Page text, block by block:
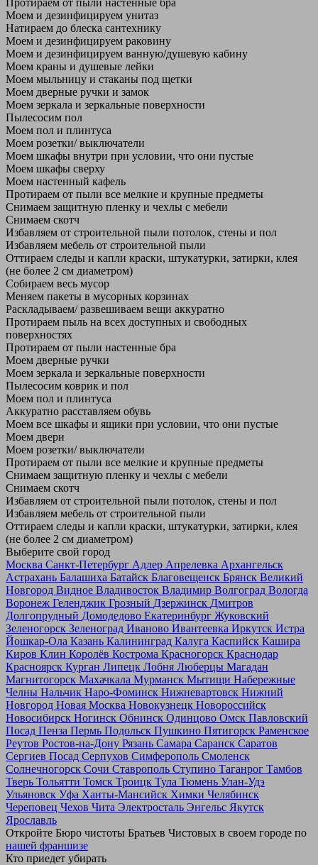
Протираем от пыли настенные бра
Моем и дезинфицируем унитаз
Натираем до блеска сантехнику
Моем и дезинфицируем раковину
Моем и дезинфицируем ванную/душевую кабину
Моем краны и душевые лейки
Моем мыльницу и стаканы под щетки
Моем дверные ручки и замок
Моем зеркала и зеркальные поверхности
Пылесосим пол
Моем пол и плинтуса
Моем розетки/ выключатели
Моем шкафы внутри при условии, что они пустые
Моем шкафы сверху
Моем настенный кафель
Протираем от пыли все мелкие и крупные предметы
Снимаем защитную пленку и чехлы с мебели
Снимаем скотч
Избавляем от строительной пыли потолок, стены и пол
Избавляем мебель от строительной пыли
Оттираем следы и капли краски, штукатурки, затирки, клея
(не более 2 см диаметром)
Собираем весь мусор
Меняем пакеты в мусорных корзинах
Раскладываем/ развешиваем вещи аккуратно
Протираем пыль на всех доступных и свободных
поверхностях
Протираем от пыли настенные бра
Моем дверные ручки
Моем зеркала и зеркальные поверхности
Пылесосим коврик и пол
Моем пол и плинтуса
Аккуратно расставляем обувь
Моем все шкафы и ящики при условии, что они пустые
Моем двери
Моем розетки/ выключатели
Протираем от пыли все мелкие и крупные предметы
Снимаем защитную пленку и чехлы с мебели
Снимаем скотч
Избавляем от строительной пыли потолок, стены и пол
Избавляем мебель от строительной пыли
Оттираем следы и капли краски, штукатурки, затирки, клея
(не более 2 см диаметром)
Выберите свой город
Москва Санкт-Петербург Адлер Апрелевка Архангельск
Астрахань Балашиха Батайск Благовещенск Брянск Великий
Новгород Видное Владивосток Владимир Волгоград Вологда
Воронеж Геленджик Грозный Дзержинск Дмитров
Долгопрудный Домодедово Екатеринбург Жуковский
Зеленогорск Зеленоград Иваново Ивантеевка Иркутск Истра
Йошкар-Ола Казань Калининград Калуга Каспийск Кашира
Киров Клин Королёв Кострома Красногорск Краснодар
Красноярск Курган Липецк Лобня Люберцы Магадан
Магнитогорск Махачкала Мурманск Мытищи Набережные
Челны Нальчик Наро-Фоминск Нижневартовск Нижний
Новгород Новая Москва Новокузнецк Новороссийск
Новосибирск Ногинск Обнинск Одинцово Омск Павловский
Посад Пенза Пермь Подольск Пушкино Пятигорск Раменское
Реутов Ростов-на-Дону Рязань Самара Саранск Саратов
Сергиев Посад Серпухов Симферополь Смоленск
Солнечногорск Сочи Ставрополь Ступино Таганрог Тамбов
Тверь Тольятти Томск Троицк Тула Тюмень Улан-Удэ
Ульяновск Уфа Ханты-Мансийск Химки Челябинск
Череповец Чехов Чита Электросталь Энгельс Якутск
Ярославль
Откройте Бюро чистоты Братьев Чистовых в своем городе по
нашей франшизе
Кто приедет убирать